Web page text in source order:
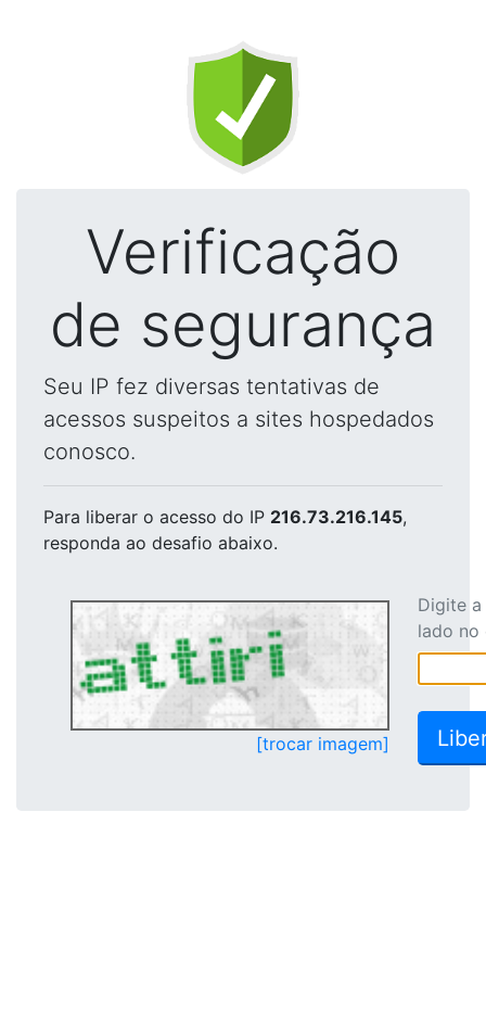
Verificação
de segurança
Seu IP fez diversas tentativas de
acessos suspeitos a sites hospedados
conosco.
Para liberar o acesso do IP 216.73.216.145,
responda ao desafio abaixo.
[trocar imagem]
Digite
lado no